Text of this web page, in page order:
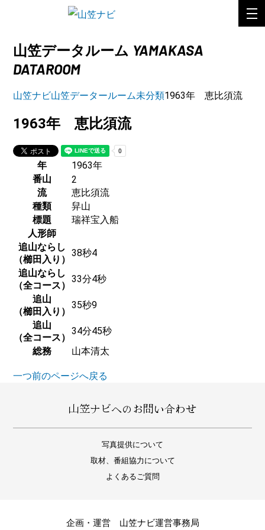
山笠データルーム YAMAKASA
DATAROOM
山笠ナビ山笠データールーム未分類1963年 恵比須流
1963年 恵比須流
年
1963年
番山
2
流
恵比須流
種類
舁山
標題
瑞祥宝入船
人形師
追山ならし
（櫛田入り）
38秒4
追山ならし
（全コース）
33分4秒
追山
（櫛田入り）
35秒9
追山
（全コース）
34分45秒
総務
山本清太
一つ前のページへ戻る
山笠ナビへのお問い合わせ
写真提供について
取材、番組協力について
よくあるご質問
企画・運営 山笠ナビ運営事務局